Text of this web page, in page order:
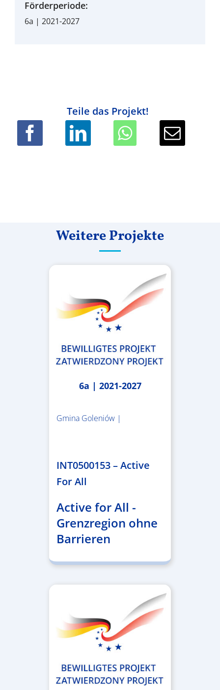
Förderperiode:
6a | 2021-2027
Teile das Projekt!
Weitere Projekte
6a | 2021-2027
Gmina Goleniów |
INT0500153 – Active
For All
Active for All -
Grenzregion ohne
Barrieren